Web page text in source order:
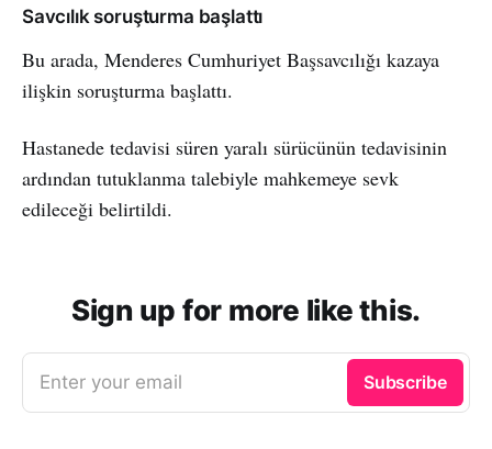
Savcılık soruşturma başlattı
Bu arada, Menderes Cumhuriyet Başsavcılığı kazaya
ilişkin soruşturma başlattı.
Hastanede tedavisi süren yaralı sürücünün tedavisinin
ardından tutuklanma talebiyle mahkemeye sevk
edileceği belirtildi.
Sign up for more like this.
Enter your email Subscribe